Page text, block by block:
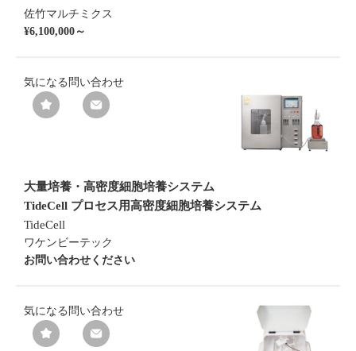
佐竹マルチミクス
¥6,100,000～
気になる 問い合わせ
大量培養・高密度細胞培養システム
TideCell プロセス用高密度細胞培養システム
TideCell
ワケンビーテック
お問い合わせください
気になる 問い合わせ